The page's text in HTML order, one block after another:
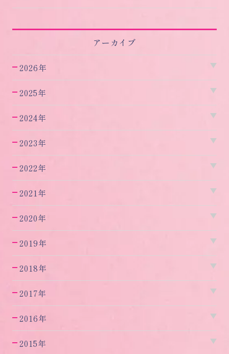
アーカイブ
2026年
2025年
2024年
2023年
2022年
2021年
2020年
2019年
2018年
2017年
2016年
2015年